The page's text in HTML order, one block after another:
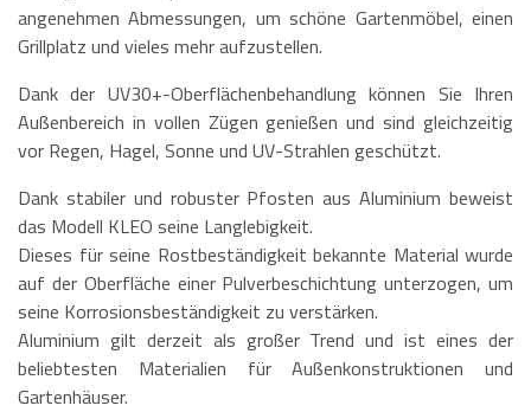
angenehmen Abmessungen, um schöne Gartenmöbel, einen
Grillplatz und vieles mehr aufzustellen.
Dank der UV30+-Oberflächenbehandlung können Sie Ihren
Außenbereich in vollen Zügen genießen und sind gleichzeitig
vor Regen, Hagel, Sonne und UV-Strahlen geschützt.
Dank stabiler und robuster Pfosten aus Aluminium beweist
das Modell KLEO seine Langlebigkeit.
Dieses für seine Rostbeständigkeit bekannte Material wurde
auf der Oberfläche einer Pulverbeschichtung unterzogen, um
seine Korrosionsbeständigkeit zu verstärken.
Aluminium gilt derzeit als großer Trend und ist eines der
beliebtesten Materialien für Außenkonstruktionen und
Gartenhäuser.